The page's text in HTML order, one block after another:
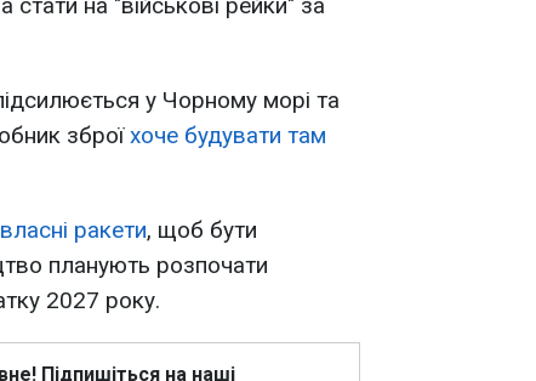
у Чорному морі та
зброїхоче будувати там
ракети, щоб бути
планують розпочати
2027 року.
Підпишіться на наші